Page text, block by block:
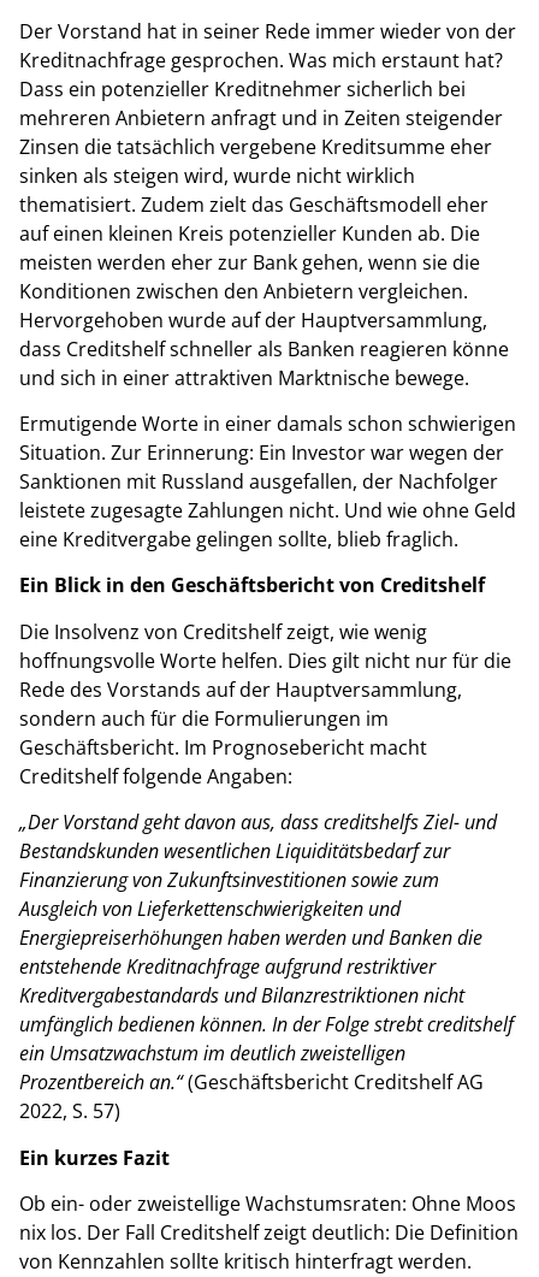
Der Vorstand hat in seiner Rede immer wieder von der
Kreditnachfrage gesprochen. Was mich erstaunt hat?
Dass ein potenzieller Kreditnehmer sicherlich bei
mehreren Anbietern anfragt und in Zeiten steigender
Zinsen die tatsächlich vergebene Kreditsumme eher
sinken als steigen wird, wurde nicht wirklich
thematisiert. Zudem zielt das Geschäftsmodell eher
auf einen kleinen Kreis potenzieller Kunden ab. Die
meisten werden eher zur Bank gehen, wenn sie die
Konditionen zwischen den Anbietern vergleichen.
Hervorgehoben wurde auf der Hauptversammlung,
dass Creditshelf schneller als Banken reagieren könne
und sich in einer attraktiven Marktnische bewege.
Ermutigende Worte in einer damals schon schwierigen
Situation. Zur Erinnerung: Ein Investor war wegen der
Sanktionen mit Russland ausgefallen, der Nachfolger
leistete zugesagte Zahlungen nicht. Und wie ohne Geld
eine Kreditvergabe gelingen sollte, blieb fraglich.
Ein Blick in den Geschäftsbericht von Creditshelf
Die Insolvenz von Creditshelf zeigt, wie wenig
hoffnungsvolle Worte helfen. Dies gilt nicht nur für die
Rede des Vorstands auf der Hauptversammlung,
sondern auch für die Formulierungen im
Geschäftsbericht. Im Prognosebericht macht
Creditshelf folgende Angaben:
„Der Vorstand geht davon aus, dass creditshelfs Ziel- und
Bestandskunden wesentlichen Liquiditätsbedarf zur
Finanzierung von Zukunftsinvestitionen sowie zum
Ausgleich von Lieferkettenschwierigkeiten und
Energiepreiserhöhungen haben werden und Banken die
entstehende Kreditnachfrage aufgrund restriktiver
Kreditvergabestandards und Bilanzrestriktionen nicht
umfänglich bedienen können. In der Folge strebt creditshelf
ein Umsatzwachstum im deutlich zweistelligen
Prozentbereich an.“(Geschäftsbericht Creditshelf AG
2022, S. 57)
Ein kurzes Fazit
Ob ein- oder zweistellige Wachstumsraten: Ohne Moos
nix los. Der Fall Creditshelf zeigt deutlich: Die Definition
von Kennzahlen sollte kritisch hinterfragt werden.